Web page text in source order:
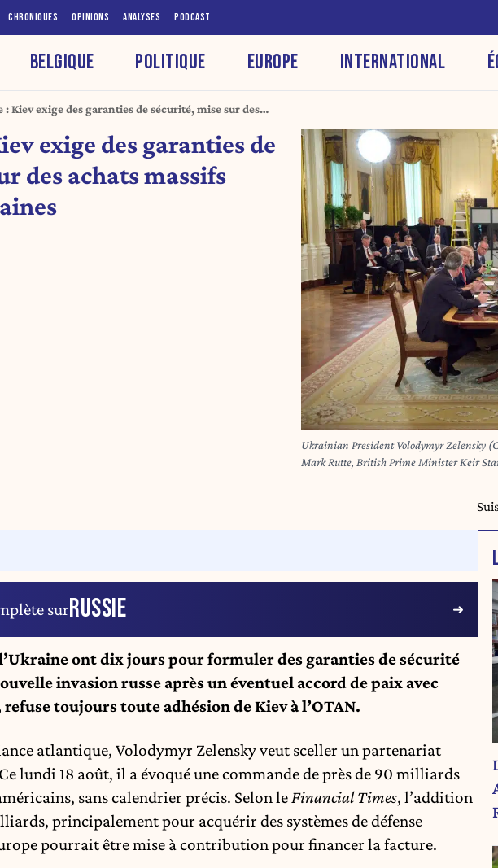
CHRONIQUES OPINIONS ANALYSES PODCAST
BELGIQUE POLITIQUE EUROPE INTERNATIONAL
: Kiev exige des garanties de sécurité, mise sur des
exige des garanties de
des achats massifs
Ukrainian President Volodymyr Zelensky
Mark Rutte, British Prime Minister Keir
Donald Trump, Finnish President
Chancellor Friedrich Merz, and European
Room of the White House in Washington,
President Volodymyr Zelensky in talks
find a way to end Russia's offensive. The
alongside Zelensky call themselves the
PRESIDENTIAL PRESS SERVICE / AFP
surRUSSIE
ont dix jours pour formuler des garanties de sécurité
invasion russe après un éventuel accord de paix avec
toujours toute adhésion de Kiev à l’OTAN.
atlantique, Volodymyr Zelensky veut sceller un partenariat
lundi 18 août, il a évoqué une commande de près de 90 milliards
sans calendrier précis. Selon leFinancial Times, l’addition
principalement pour acquérir des systèmes de défense
pourrait être mise à contribution pour financer la facture.